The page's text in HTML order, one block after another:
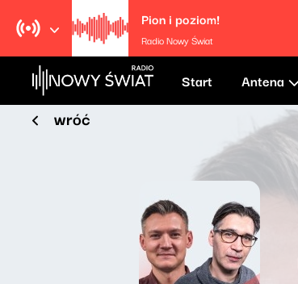
Pion i poziom!
Radio Nowy Świat
Start Antena
wróć